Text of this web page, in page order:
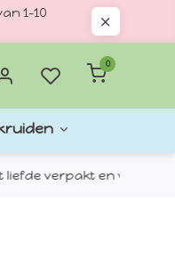
1–10
0
verpakt en verzonden.